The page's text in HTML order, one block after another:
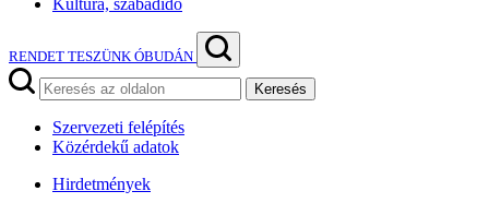
Kultúra, szabadidő
RENDET TESZÜNK ÓBUDÁN
Keresés
Szervezeti felépítés
Közérdekű adatok
Hirdetmények